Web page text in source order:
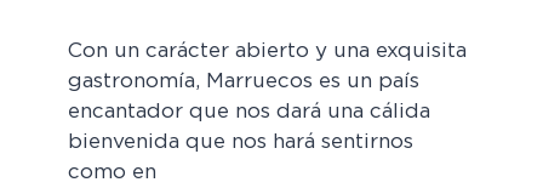
Con un carácter abierto y una exquisita
gastronomía, Marruecos es un país
encantador que nos dará una cálida
bienvenida que nos hará sentirnos
como en